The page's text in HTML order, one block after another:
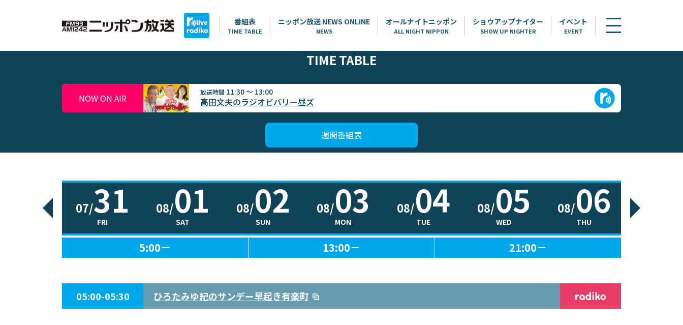
番組表
TIME TABLE
ニッポン放送 NEWS ONLINE
NEWS
オールナイトニッポン
ALL NIGHT NIPPON
ショウアップナイター
SHOW UP NIGHTER
イベント
EVENT
TIME TABLE
NOW ON AIR 放送時間 11:30 ～ 13:00
高田文夫のラジオビバリー昼ズ
週間番組表
07/31
FRI
08/01
SAT
08/02
SUN
08/03
MON
08/04
TUE
08/05
WED
08/06
THU
08/
5:00－ 13:00－ 21:00－
05:00-05:30 ひろたみゆ紀のサンデー早起き有楽町